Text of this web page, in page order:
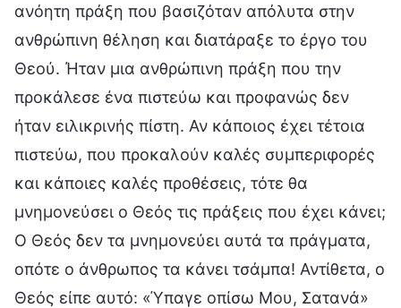
ανόητη πράξη που βασιζόταν απόλυτα στην
ανθρώπινη θέληση και διατάραξε το έργο του
Θεού. Ήταν μια ανθρώπινη πράξη που την
προκάλεσε ένα πιστεύω και προφανώς δεν
ήταν ειλικρινής πίστη. Αν κάποιος έχει τέτοια
πιστεύω, που προκαλούν καλές συμπεριφορές
και κάποιες καλές προθέσεις, τότε θα
μνημονεύσει ο Θεός τις πράξεις που έχει κάνει;
Ο Θεός δεν τα μνημονεύει αυτά τα πράγματα,
οπότε ο άνθρωπος τα κάνει τσάμπα! Αντίθετα, ο
Θεός είπε αυτό: «Ύπαγε οπίσω Μου, Σατανά»